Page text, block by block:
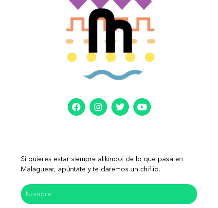
Si quieres estar siempre alikindoi de lo que pasa en
Malaguear, apúntate y te daremos un chiflio.